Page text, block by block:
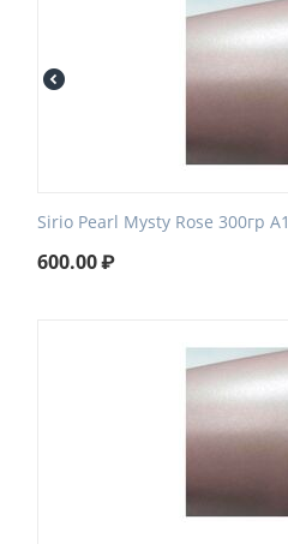
Sirio Pearl Mysty Rose 300гр А1
600.00₽